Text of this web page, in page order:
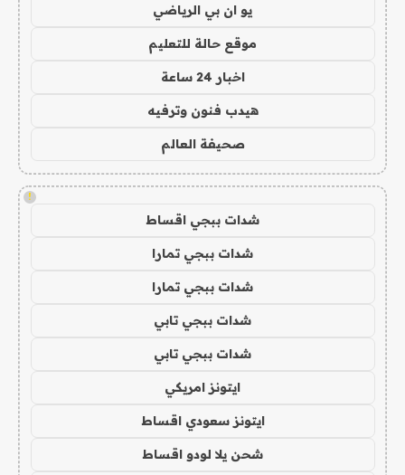
يو ان بي الرياضي
موقع حالة للتعليم
اخبار 24 ساعة
هيدب فنون وترفيه
صحيفة العالم
!
شدات ببجي اقساط
شدات ببجي تمارا
شدات ببجي تمارا
شدات ببجي تابي
شدات ببجي تابي
ايتونز امريكي
ايتونز سعودي اقساط
شحن يلا لودو اقساط